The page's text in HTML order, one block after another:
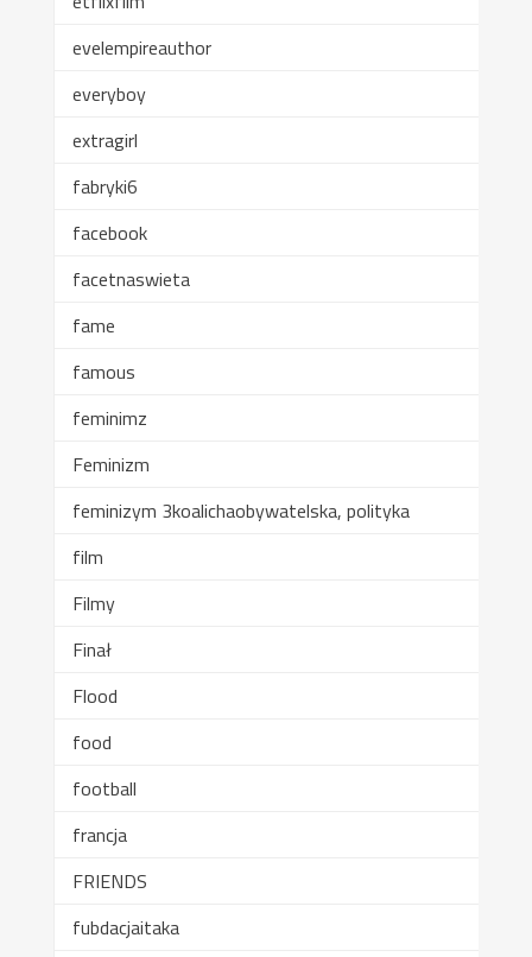
evelempireauthor
everyboy
extragirl
fabryki6
facebook
facetnaswieta
fame
famous
feminimz
Feminizm
feminizym 3koalichaobywatelska, polityka
film
Filmy
Finał
Flood
food
football
francja
FRIENDS
fubdacjaitaka